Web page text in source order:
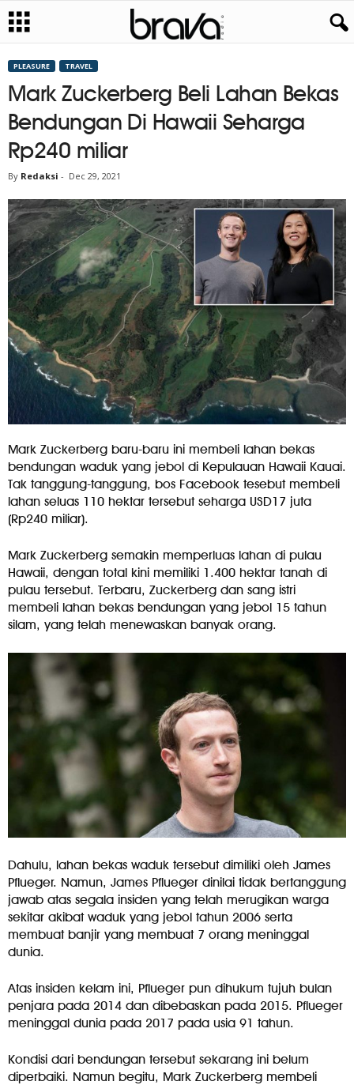
PLEASURE TRAVEL
Mark Zuckerberg Beli Lahan Bekas
Bendungan Di Hawaii Seharga
Rp240 miliar
By Redaksi - Dec 29, 2021
Mark Zuckerberg baru-baru ini membeli lahan bekas
bendungan waduk yang jebol di Kepulauan Hawaii Kauai.
Tak tanggung-tanggung, bos Facebook tesebut membeli
lahan seluas 110 hektar tersebut seharga USD17 juta
(Rp240 miliar).
Mark Zuckerberg semakin memperluas lahan di pulau
Hawaii, dengan total kini memiliki 1.400 hektar tanah di
pulau tersebut. Terbaru, Zuckerberg dan sang istri
membeli lahan bekas bendungan yang jebol 15 tahun
silam, yang telah menewaskan banyak orang.
Dahulu, lahan bekas waduk tersebut dimiliki oleh James
Pflueger. Namun, James Pflueger dinilai tidak bertanggung
jawab atas segala insiden yang telah merugikan warga
sekitar akibat waduk yang jebol tahun 2006 serta
membuat banjir yang membuat 7 orang meninggal
dunia.
Atas insiden kelam ini, Pflueger pun dihukum tujuh bulan
penjara pada 2014 dan dibebaskan pada 2015. Pflueger
meninggal dunia pada 2017 pada usia 91 tahun.
Kondisi dari bendungan tersebut sekarang ini belum
diperbaiki. Namun begitu, Mark Zuckerberg membeli